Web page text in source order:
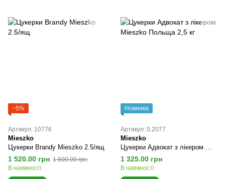
−5%
Артикул: 10776
Mieszko
Цукерки Brandy Mieszko 2.5/ящ
1 520.00 грн 1 600.00 грн
В наявності
Новинка
Артикул: 0.2077
Mieszko
1 325.00 грн
В наявності